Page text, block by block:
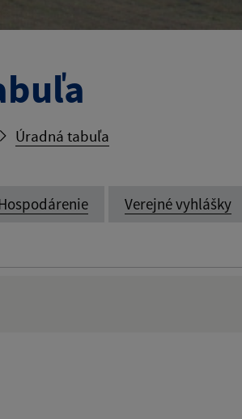
Úradná tabuľa
Verejné vyhlášky